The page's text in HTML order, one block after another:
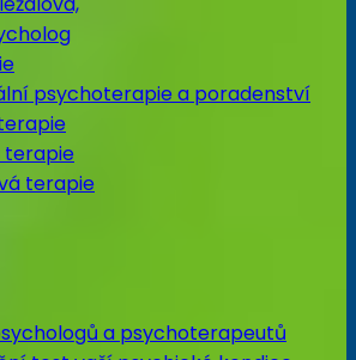
psychoterapie a poradenství
terapie
terapie
a psychoterapeutů